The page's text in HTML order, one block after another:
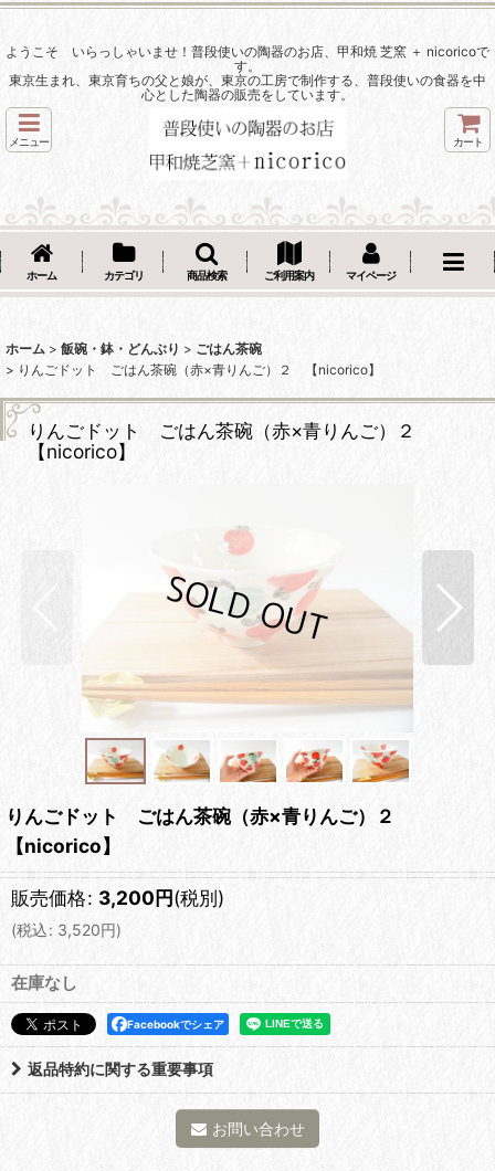
ようこそ いらっしゃいませ！普段使いの陶器のお店、甲和焼 芝窯 ＋ nicoricoで
す。
東京生まれ、東京育ちの父と娘が、東京の工房で制作する、普段使いの食器を中
心とした陶器の販売をしています。
メニュー カート
ホーム カテゴリ 商品検索 ご利用案内 マイページ
ホーム > 飯碗・鉢・どんぶり > ごはん茶碗
> りんごドット ごはん茶碗（赤×青りんご）２ 【nicorico】
りんごドット ごはん茶碗（赤×青りんご）２
【nicorico】
りんごドット ごはん茶碗（赤×青りんご）２
【nicorico】
販売価格: 3,200円(税別)
(税込: 3,520円)
在庫なし
Facebookでシェア
返品特約に関する重要事項
お問い合わせ